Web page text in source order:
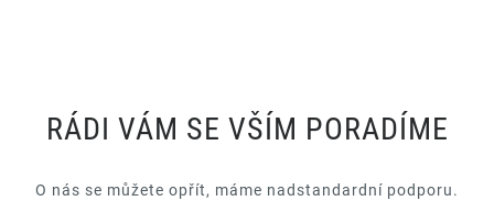
RÁDI VÁM SE VŠÍM PORADÍME
O nás se můžete opřít, máme nadstandardní podporu.